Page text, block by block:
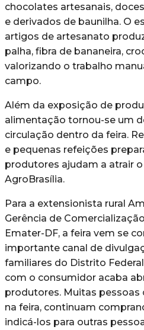
chocolates artesanais,
e derivados de baunilha. O
artigos de artesanato
palha, fibra de bananeira,
valorizando o trabalho
campo.
Além da exposição de
alimentação tornou-se um
circulação dentro da feira.
e pequenas refeições
produtores ajudam a atrair
AgroBrasília.
Para a extensionista rural
Gerência de
Emater-DF, a feira vem se
importante canal de
familiares do Distrito
com o consumidor acaba
produtores. Muitas
na feira, continuam
indicá-los para outras